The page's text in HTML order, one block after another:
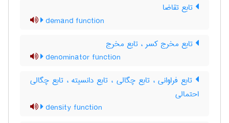
تابع تقاضا
demand function
تابع مخرج کسر ، تابع مخرج
denominator function
تابع فراوانی ، تابع چگالی ، تابع دانسیته ، تابع چگالی
احتمالی
density function